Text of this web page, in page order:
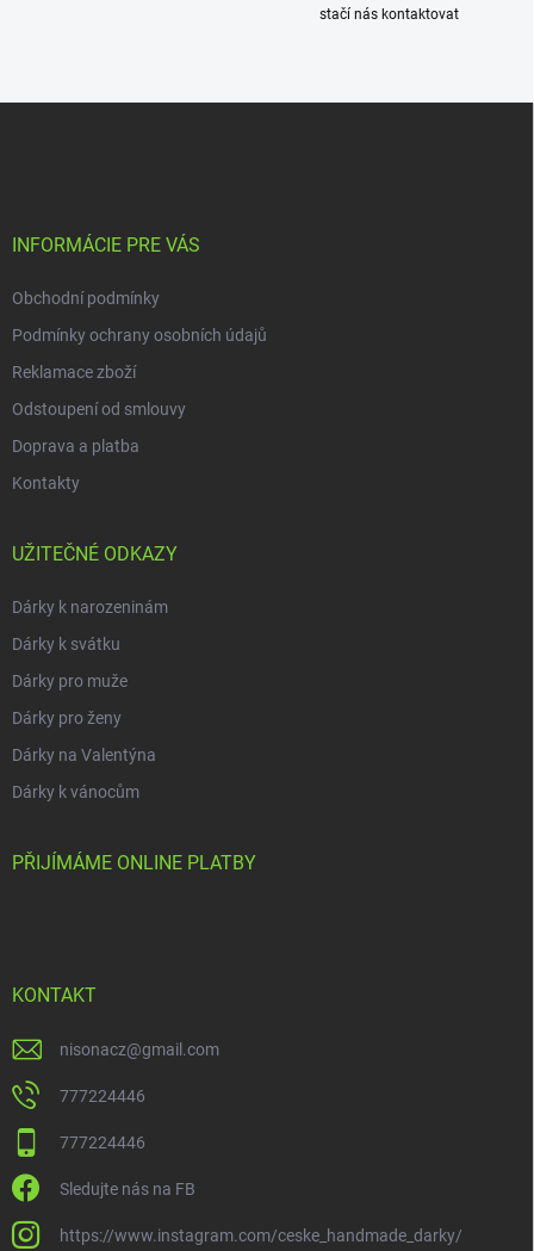
stačí nás kontaktovat
INFORMÁCIE PRE VÁS
Obchodní podmínky
Podmínky ochrany osobních údajů
Reklamace zboží
Odstoupení od smlouvy
Doprava a platba
Kontakty
UŽITEČNÉ ODKAZY
Dárky k narozeninám
Dárky k svátku
Dárky pro muže
Dárky pro ženy
Dárky na Valentýna
Dárky k vánocům
PŘIJÍMÁME ONLINE PLATBY
KONTAKT
nisonacz@gmail.com
777224446
777224446
Sledujte nás na FB
https://www.instagram.com/ceske_handmade_darky/